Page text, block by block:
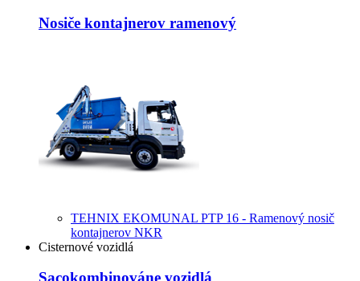
Nosiče kontajnerov ramenový
TEHNIX EKOMUNAL PTP 16 - Ramenový nosič
kontajnerov NKR
Cisternové vozidlá